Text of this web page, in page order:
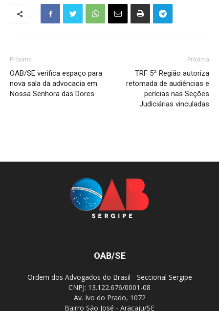
Próxima
OAB/SE verifica espaço para
nova sala da advocacia em
Nossa Senhora das Dores
Próxima
TRF 5ª Região autoriza
retomada de audiências e
perícias nas Seções
Judiciárias vinculadas
OAB/SE
Ordem dos Advogados do Brasil - Seccional Sergipe
CNPJ: 13.122.676/0001-08
Av. Ivo do Prado, 1072
Bairro São José - Aracaju/SE